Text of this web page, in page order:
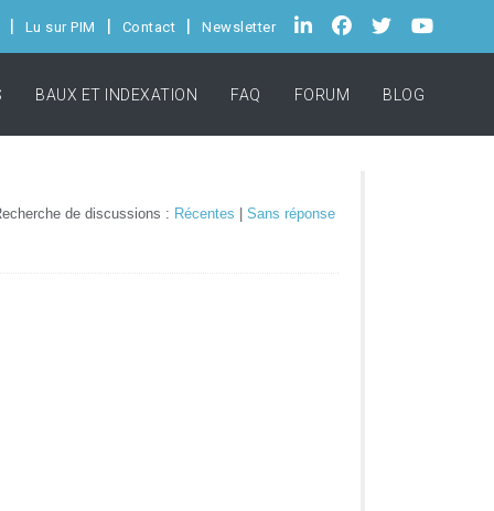
Lu sur PIM Contact Newsletter
BAUX ET INDEXATION FAQ FORUM BLOG
de discussions : Récentes Sans réponse